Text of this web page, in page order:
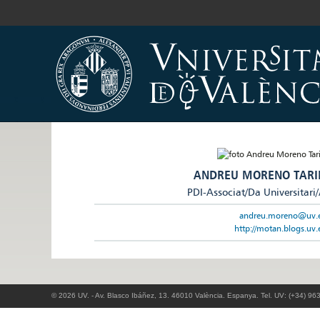
ANDREU MORENO
PDI-Associat/Da
http://
© 2026 UV. - Av. Blasco Ibáñez, 13. 46010 València. Espanya. Tel. UV: (+34)